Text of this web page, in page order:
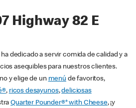
Highway 82 E
ha dedicado a servir comida de calidad y a
asequibles para nuestros clientes.
y elige de un menú de favoritos,
, ricos desayunos,deliciosas
Quarter Pounder®* with Cheese, ¡y